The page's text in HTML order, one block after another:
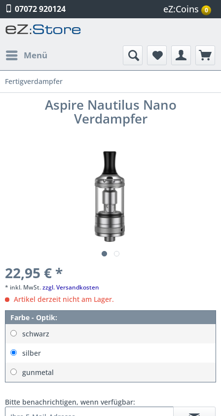
07072 920124 eZ:Coins 0
Menü
Fertigverdampfer
Aspire Nautilus Nano
Verdampfer
22,95 € *
* inkl. MwSt.zzgl. Versandkosten
Artikel derzeit nicht am Lager.
Farbe - Optik:
schwarz
silber
gunmetal
Bitte benachrichtigen, wenn verfügbar: